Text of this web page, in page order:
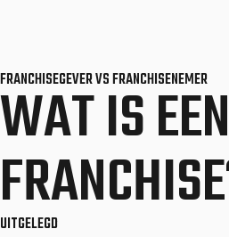
FRANCHISEGEVER VS FRANCHISENEMER
WAT IS EEN
UITGELEGD